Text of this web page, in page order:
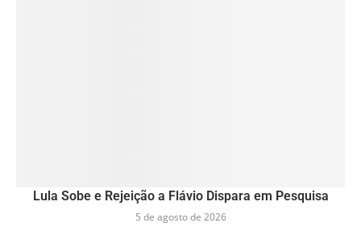
Lula Sobe e Rejeição a Flávio Dispara em Pesquisa
5 de agosto de 2026